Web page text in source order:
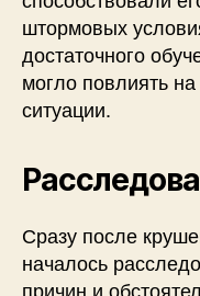
штормовых
достаточного
могло повлиять
ситуации.
Сразу после
началось
причин и